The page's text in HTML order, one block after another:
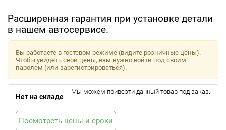
Расширенная гарантия при установке детали
в нашем автосервисе.
Вы работаете в гостевом режиме (видите розничные цены).
Чтобы увидеть свои цены, вам нужно войти под своим
паролем (или зарегистрироваться).
Нет на складе
Мы можем привезти данный товар под заказ.
Посмотреть цены и сроки